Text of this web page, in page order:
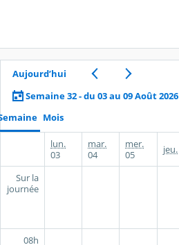
Aujourd’hui
Semaine 32 - du 03 au 09 Août 2026
Mois
lun.
03
mar.
04
mer.
05
jeu.
Sur la
journée
08h